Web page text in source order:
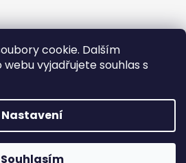
cookie. Dalším
vyjadřujete souhlas s
Nastavení
Souhlasím
otevřena v PO (11-17), ÚT (11-17),
pátek, sobotu, neděli a během
Vytvořil Shoptet
. Všechna práva vyhrazena.